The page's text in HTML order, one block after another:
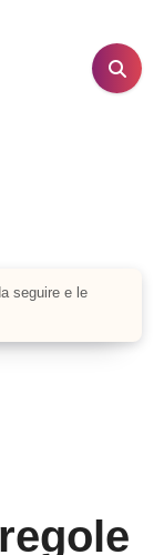
seguire e le